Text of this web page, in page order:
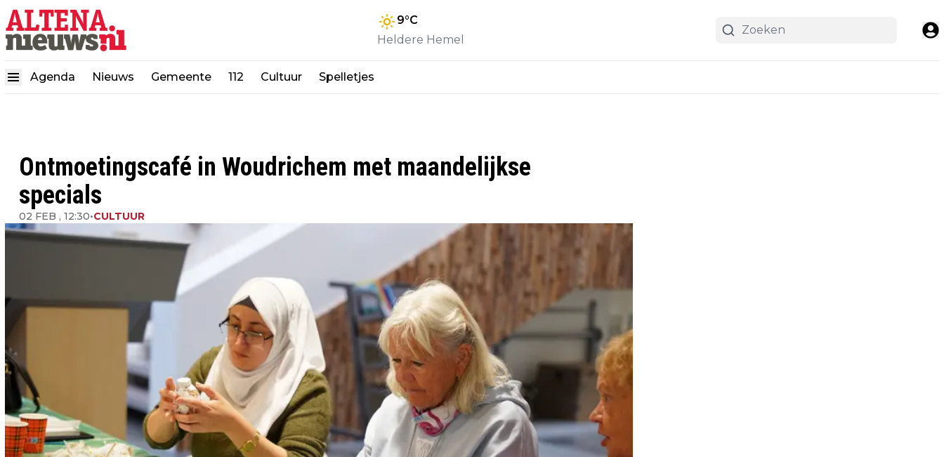
9°C
Heldere Hemel
Agenda Nieuws Gemeente 112 Cultuur Spelletjes
Ontmoetingscafé in Woudrichem met maandelijkse
specials
02 FEB , 12:30•CULTUUR